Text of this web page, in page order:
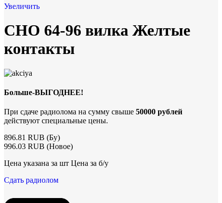
Увеличить
СНО 64-96 вилка Желтые
контакты
Больше-ВЫГОДНЕЕ!
При сдаче радиолома на сумму свыше 50000 рублей
действуют специальные цены.
896.81 RUB (Бу)
996.03 RUB (Новое)
Цена указана за шт Цена за б/у
Сдать радиолом